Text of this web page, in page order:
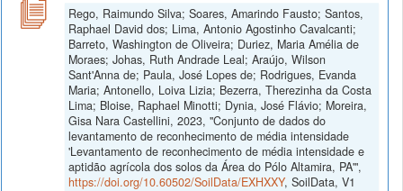
Rego, Raimundo Silva; Soares, Amarindo Fausto; Santos,
Raphael David dos; Lima, Antonio Agostinho Cavalcanti;
Barreto, Washington de Oliveira; Duriez, Maria Amélia de
Moraes; Johas, Ruth Andrade Leal; Araújo, Wilson
Sant'Anna de; Paula, José Lopes de; Rodrigues, Evanda
Maria; Antonello, Loiva Lizia; Bezerra, Therezinha da Costa
Lima; Bloise, Raphael Minotti; Dynia, José Flávio; Moreira,
Gisa Nara Castellini, 2023, "Conjunto de dados do
levantamento de reconhecimento de média intensidade
'Levantamento de reconhecimento de média intensidade e
aptidão agrícola dos solos da Área do Pólo Altamira, PA'",
https://doi.org/10.60502/SoilData/EXHXXY, SoilData, V1